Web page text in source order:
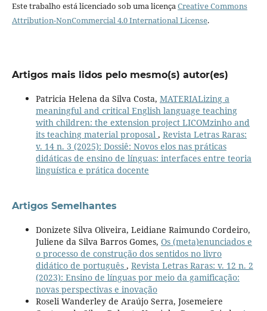
Este trabalho está licenciado sob uma licençaCreative Commons
Attribution-NonCommercial 4.0 International License.
Artigos mais lidos pelo mesmo(s) autor(es)
Patricia Helena da Silva Costa, MATERIALizing a
meaningful and critical English language teaching
with children: the extension project LICOMzinho and
its teaching material proposal , Revista Letras Raras:
v. 14 n. 3 (2025): Dossiê: Novos elos nas práticas
didáticas de ensino de línguas: interfaces entre teoria
linguística e prática docente
Artigos Semelhantes
Donizete Silva Oliveira, Leidiane Raimundo Cordeiro,
Juliene da Silva Barros Gomes, Os (meta)enunciados e
o processo de construção dos sentidos no livro
didático de português , Revista Letras Raras: v. 12 n. 2
(2023): Ensino de línguas por meio da gamificação:
novas perspectivas e inovação
Roseli Wanderley de Araújo Serra, Josemeiere